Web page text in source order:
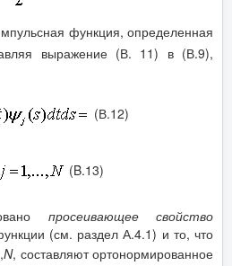
функция, определенная
выражение (В. 11) в (В.9),
(В.12)
(B.13)
просеивающее свойство
(см. раздел А.4.1) и то, что
,N, составляют ортонормированное